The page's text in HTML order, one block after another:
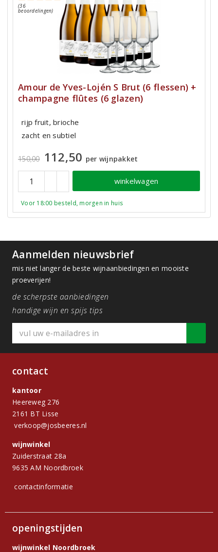
(36
beoordelingen)
Amour de Yves-Lojén S Brut (6 flessen) +
champagne flûtes (6 glazen)
rijp fruit, brioche
zacht en subtiel
150,00 112,50 per wijnpakket
winkelwagen
Voor 18:00 besteld, morgen in huis
Aanmelden nieuwsbrief
mis niet langer de beste wijnaanbiedingen en mooiste
proeverijen!
de scherpste aanbiedingen
handige wijn en spijs tips
contact
kantoor
Heereweg 276
2161 BT Lisse
verkoop@josbeeres.nl
wijnwinkel
Zuiderstraat 28a
9635 AM Noordbroek
contactinformatie
openingstijden
wijnwinkel Noordbroek